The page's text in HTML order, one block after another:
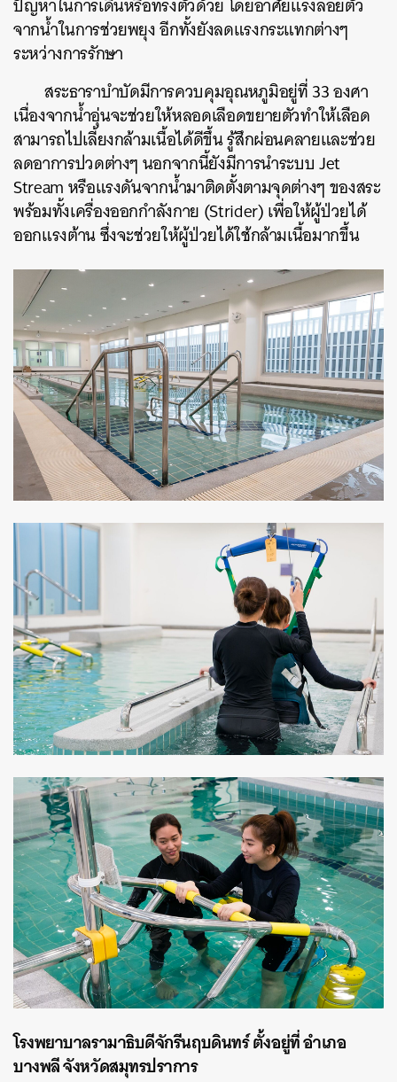
จากน้ำในการช่วยพยุง อีกทั้งยังลดแรงกระแทกต่างๆ
ระหว่างการรักษา
สระธาราบำบัดมีการควบคุมอุณหภูมิอยู่ที่ 33 องศา
เนื่องจากน้ำอุ่นจะช่วยให้หลอดเลือดขยายตัวทำให้เลือด
สามารถไปเลี้ยงกล้ามเนื้อได้ดีขึ้น รู้สึกผ่อนคลายและช่วย
ลดอาการปวดต่างๆ นอกจากนี้ยังมีการนำระบบ Jet
Stream หรือแรงดันจากน้ำมาติดตั้งตามจุดต่างๆ ของสระ
พร้อมทั้งเครื่องออกกำลังกาย (Strider) เพื่อให้ผู้ป่วยได้
ออกแรงต้าน ซึ่งจะช่วยให้ผู้ป่วยได้ใช้กล้ามเนื้อมากขึ้น
โรงพยาบาลรามาธิบดีจักรีนฤบดินทร์ ตั้งอยู่ที่ อำเภอ
บางพลี จังหวัดสมุทรปราการ